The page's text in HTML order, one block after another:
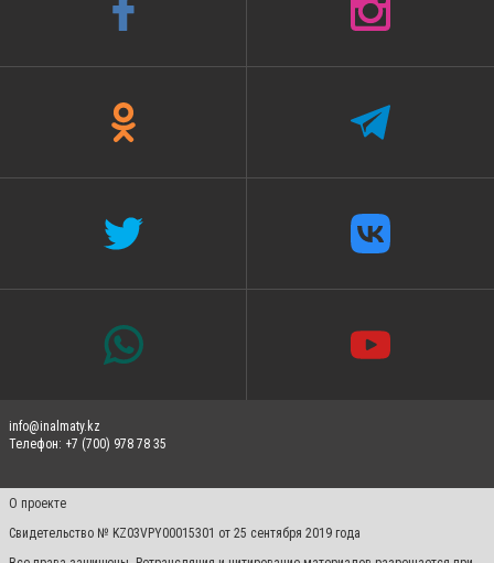
info@inalmaty.kz
Телефон: +7 (700) 978 78 35
О проекте
Свидетельство № KZ03VPY00015301 от 25 сентября 2019 года